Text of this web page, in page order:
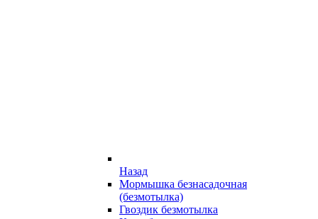
Назад
Мормышка безнасадочная
(безмотылка)
Гвоздик безмотылка